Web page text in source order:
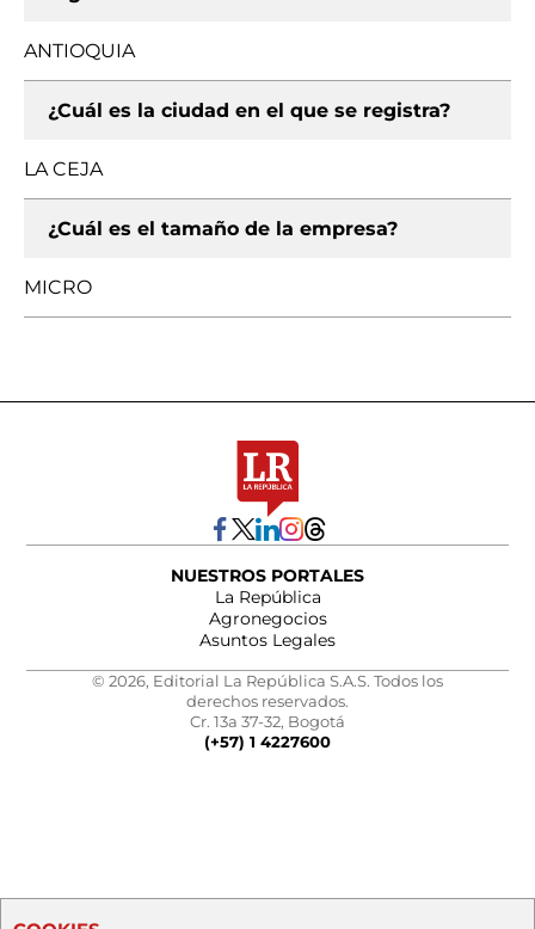
ANTIOQUIA
¿Cuál es la ciudad en el que se registra?
LA CEJA
¿Cuál es el tamaño de la empresa?
MICRO
NUESTROS PORTALES
La República
Agronegocios
Asuntos Legales
© 2026, Editorial La República S.A.S. Todos los
derechos reservados.
Cr. 13a 37-32, Bogotá
(+57) 1 4227600